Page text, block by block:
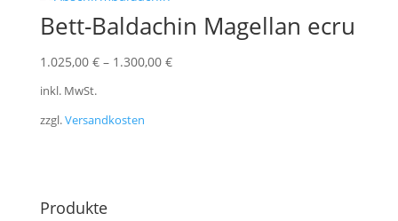
Bett-Baldachin Magellan ecru
1.025,00 €– 1.300,00 €
inkl. MwSt.
zzgl.Versandkosten
Produkte